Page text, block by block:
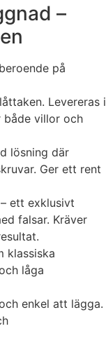
–
på
Levereras i
både villor och
lösning där
Ger ett rent
ett exklusivt
falsar. Kräver
klassiska
låga
enkel att lägga.